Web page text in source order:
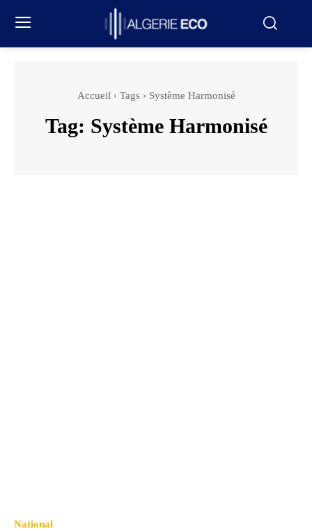
Accueil Tags Système Harmonisé
Tag: Système Harmonisé
National